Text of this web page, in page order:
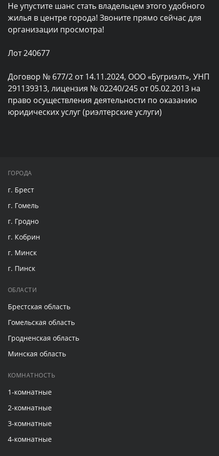
Не упустите шанс стать владельцем этого удобного
жилья в центре города! Звоните прямо сейчас для
организации просмотра!
Лот 240677
Договор № 677/2 от 14.11.2024, ООО «Бугриэлт», УНП
291139313, лицензия № 02240/245 от 05.02.2013 на
право осуществления деятельности по оказанию
юридических услуг (риэлтерские услуги)
ГОРОДА
г. Брест
г. Гомель
г. Гродно
г. Кобрин
г. Минск
г. Пинск
ОБЛАСТИ
Брестская область
Гомельская область
Гродненская область
Минская область
КОМНАТНОСТЬ
1-комнатные
2-комнатные
3-комнатные
4-комнатные